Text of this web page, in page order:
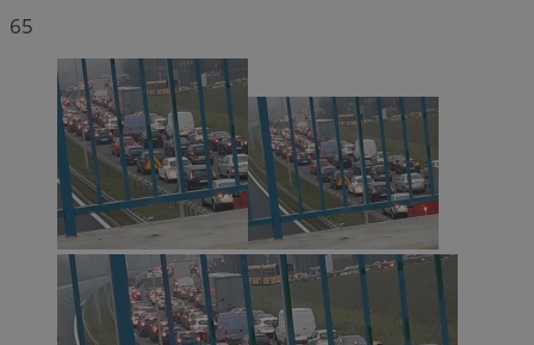
65